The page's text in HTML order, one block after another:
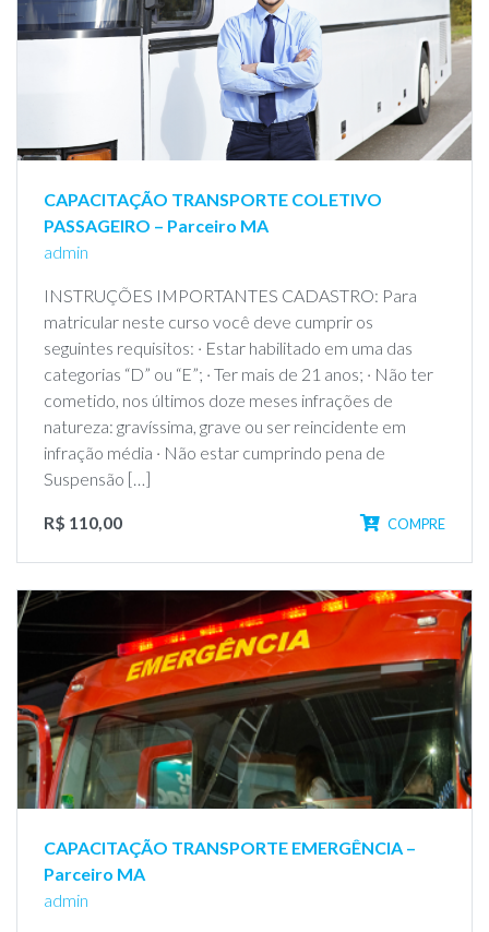
CAPACITAÇÃO TRANSPORTE COLETIVO
PASSAGEIRO – Parceiro MA
admin
INSTRUÇÕES IMPORTANTES CADASTRO: Para
matricular neste curso você deve cumprir os
seguintes requisitos: · Estar habilitado em uma das
categorias “D” ou “E”; · Ter mais de 21 anos; · Não ter
cometido, nos últimos doze meses infrações de
natureza: gravíssima, grave ou ser reincidente em
infração média · Não estar cumprindo pena de
Suspensão […]
R$ 110,00 COMPRE
CAPACITAÇÃO TRANSPORTE EMERGÊNCIA –
Parceiro MA
admin